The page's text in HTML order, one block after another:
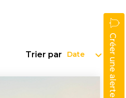
Créer une alerte
Trier par